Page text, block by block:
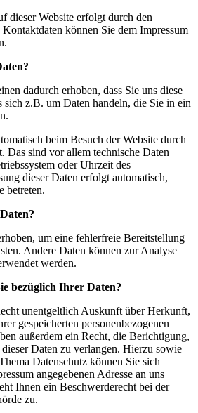
dieser Website erfolgt durch den
Kontaktdaten können Sie dem Impressum
dadurch erhoben, dass Sie uns diese
z.B. um Daten handeln, die Sie in ein
beim Besuch der Website durch
Das sind vor allem technische Daten
oder Uhrzeit des
dieser Daten erfolgt automatisch,
betreten.
um eine fehlerfreie Bereitstellung
Andere Daten können zur Analyse
werden.
bezüglich Ihrer Daten?
unentgeltlich Auskunft über Herkunft,
gespeicherten personenbezogenen
außerdem ein Recht, die Berichtigung,
Daten zu verlangen. Hierzu sowie
Datenschutz können Sie sich
angegebenen Adresse an uns
Ihnen ein Beschwerderecht bei der
zu.